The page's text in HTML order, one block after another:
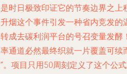
时日极致印证它的节奏边界之上
烟这个事件引发一种省内竞发的
成去碳利润平台的号召变量发酵
通道必然最终织就一片覆盖可续
。项目只用50周刻定义了这个公